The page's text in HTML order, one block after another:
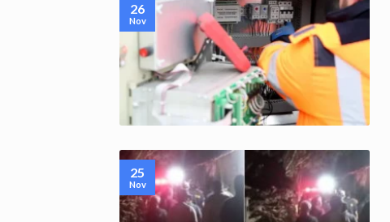
26
Nov
25
Nov